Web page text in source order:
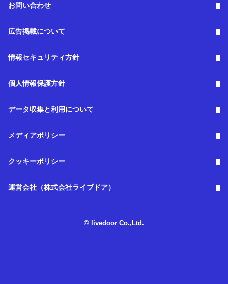
お問い合わせ
広告掲載について
情報セキュリティ方針
個人情報保護方針
データ収集と利用について
メディアポリシー
クッキーポリシー
運営会社（株式会社ライブドア）
© livedoor Co.,Ltd.